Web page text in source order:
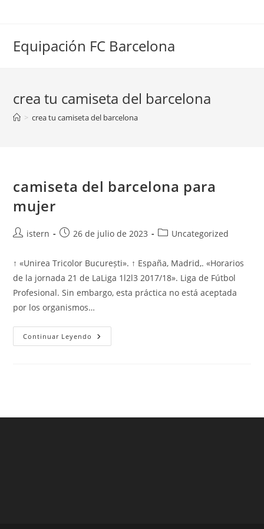
Equipación FC Barcelona
crea tu camiseta del barcelona
> crea tu camiseta del barcelona
camiseta del barcelona para
mujer
Autor
entrada:
istern
Publicación
la
entrada:
26 de julio de 2023
Categoría
la
entrada:
Uncategorized
↑ «Unirea Tricolor București». ↑ España, Madrid,. «Horarios
de la jornada 21 de LaLiga 1l2l3 2017/18». Liga de Fútbol
Profesional. Sin embargo, esta práctica no está aceptada
por los organismos…
Continuar Leyendo Camiseta
Del